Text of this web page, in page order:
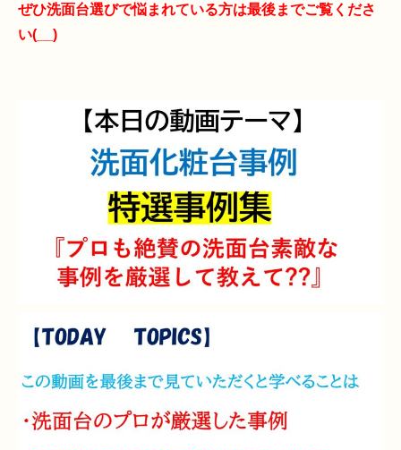
ぜひ洗面台選びで悩まれている方は最後までご覧くださ
い(__)